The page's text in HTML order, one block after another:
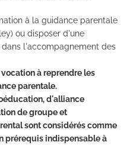
à la guidance parentale
ou disposer d'une
l'accompagnement des
à reprendre les
parentale.
d'alliance
de groupe et
sont considérés comme
prérequis indispensable à